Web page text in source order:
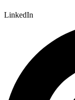
LinkedIn